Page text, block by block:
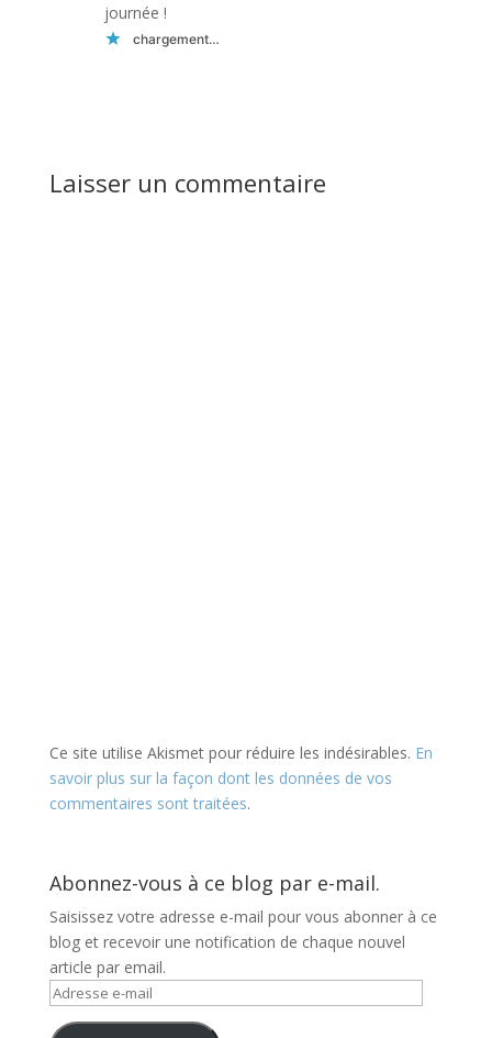
journée !
chargement…
Laisser un commentaire
Ce site utilise Akismet pour réduire les indésirables. En
savoir plus sur la façon dont les données de vos
commentaires sont traitées.
Abonnez-vous à ce blog par e-mail.
Saisissez votre adresse e-mail pour vous abonner à ce
blog et recevoir une notification de chaque nouvel
article par email.
Adresse